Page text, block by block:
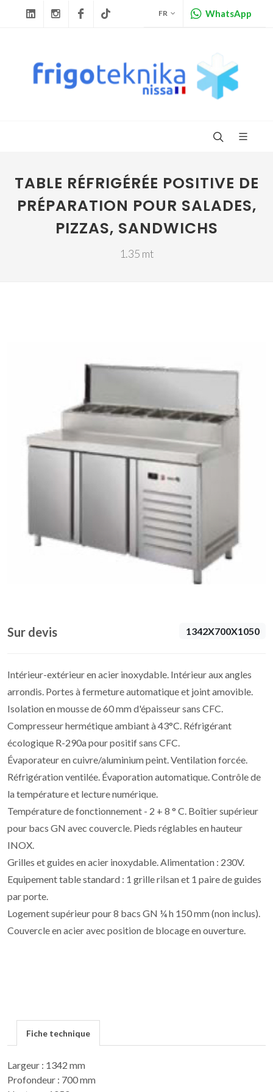
LinkedinInstagramFacebook FR WhatsApp
TABLE RÉFRIGÉRÉE POSITIVE DE
PRÉPARATION POUR SALADES,
PIZZAS, SANDWICHS
1.35 mt
Sur devis 1342X700X1050
Intérieur-extérieur en acier inoxydable. Intérieur aux angles
arrondis. Portes à fermeture automatique et joint amovible.
Isolation en mousse de 60 mm d'épaisseur sans CFC.
Compresseur hermétique ambiant à 43°C. Réfrigérant
écologique R-290a pour positif sans CFC.
Évaporateur en cuivre/aluminium peint. Ventilation forcée.
Réfrigération ventilée. Évaporation automatique. Contrôle de
la température et lecture numérique.
Température de fonctionnement - 2 + 8 ° C. Boîtier supérieur
pour bacs GN avec couvercle. Pieds réglables en hauteur
INOX.
Grilles et guides en acier inoxydable. Alimentation : 230V.
Equipement table standard : 1 grille rilsan et 1 paire de guides
par porte.
Logement supérieur pour 8 bacs GN ¼ h 150 mm (non inclus).
Couvercle en acier avec position de blocage en ouverture.
Fiche technique
Largeur : 1342 mm
Profondeur : 700 mm